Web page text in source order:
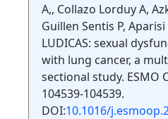
A,, Collazo Lorduy A,
Guillen Sentis P, Aparisi
LUDICAS: sexual
with lung cancer, a
sectional study. ESMO
104539-104539.
DOI:10.1016/